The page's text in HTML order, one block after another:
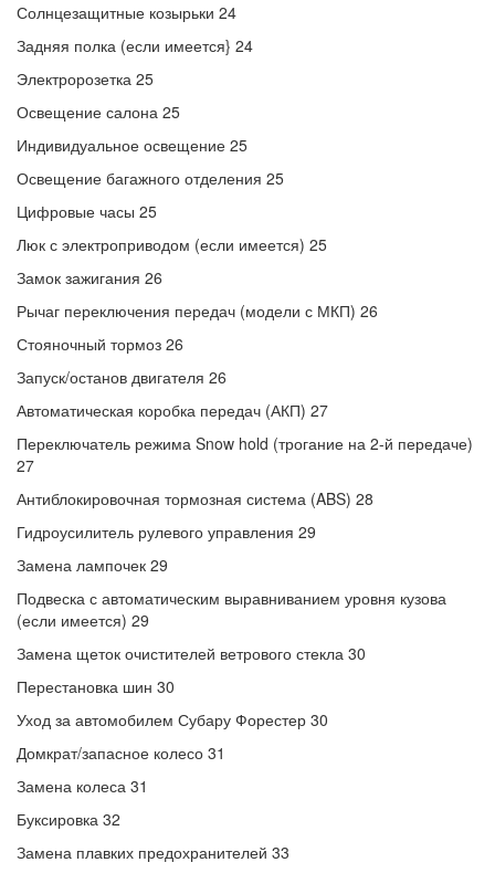
Солнцезащитные козырьки 24
Задняя полка (если имеется} 24
Электророзетка 25
Освещение салона 25
Индивидуальное освещение 25
Освещение багажного отделения 25
Цифровые часы 25
Люк с электроприводом (если имеется) 25
Замок зажигания 26
Рычаг переключения передач (модели с МКП) 26
Стояночный тормоз 26
Запуск/останов двигателя 26
Автоматическая коробка передач (АКП) 27
Переключатель режима Snow hold (трогание на 2-й передаче)
27
Антиблокировочная тормозная система (ABS) 28
Гидроусилитель рулевого управления 29
Замена лампочек 29
Подвеска с автоматическим выравниванием уровня кузова
(если имеется) 29
Замена щеток очистителей ветрового стекла 30
Перестановка шин 30
Уход за автомобилем Субару Форестер 30
Домкрат/запасное колесо 31
Замена колеса 31
Буксировка 32
Замена плавких предохранителей 33